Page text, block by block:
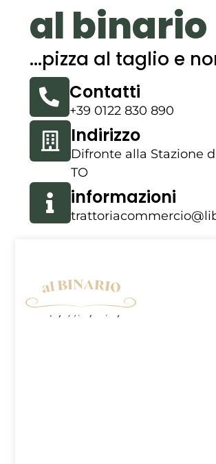
al binario
...pizza al taglio e
Contatti
+39 0122 830 890
Indirizzo
Difronte alla Stazione
TO
informazioni